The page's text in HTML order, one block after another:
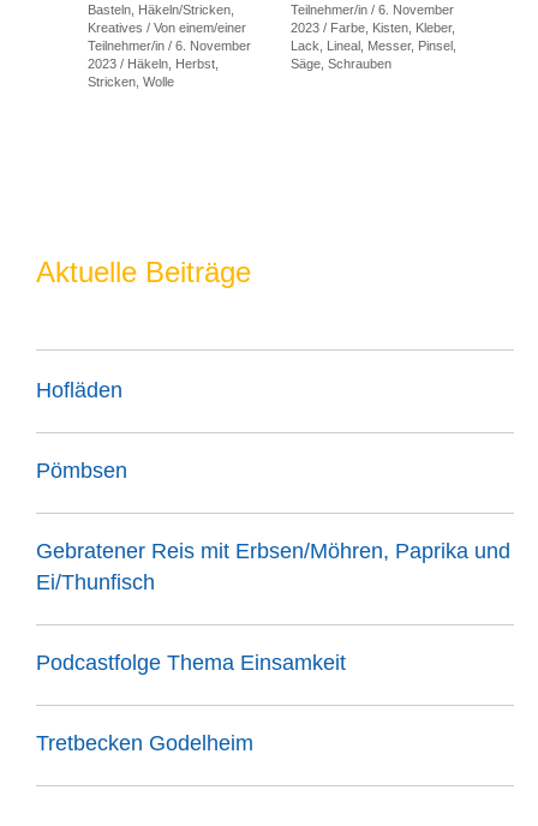
Basteln, Häkeln/Stricken,
Kreatives / Von einem/einer
Teilnehmer/in / 6. November
2023 / Häkeln, Herbst,
Stricken, Wolle
Teilnehmer/in / 6. November
2023 / Farbe, Kisten, Kleber,
Lack
Lineal, Messer, Pinsel,
Säge, Schrauben
Aktuelle Beiträge
Hofläden
Pömbsen
Gebratener Reis mit Erbsen/Möhren, Paprika und
Ei/Thunfisch
Podcastfolge Thema Einsamkeit
Tretbecken Godelheim